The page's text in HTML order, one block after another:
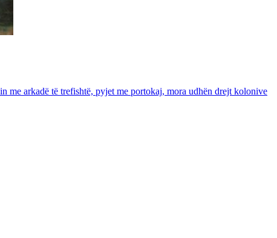
me arkadë të trefishtë, pyjet me portokaj, mora udhën drejt kolonive